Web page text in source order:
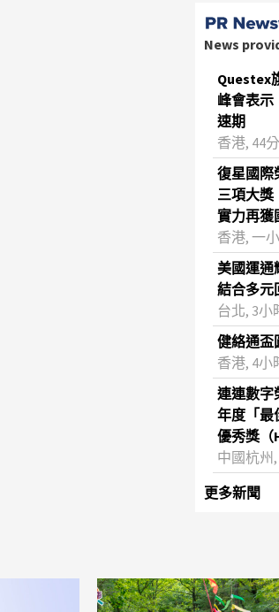
News
Questex
峰會表示
速期
香港, 44
復星國際
三項大獎
實力再獲
香港, 一
美國運通
結合多元
台北, 3小
健絡通盃
香港, 4小
連連數字
年度「最
優秀獎（
中國杭州
更多新聞